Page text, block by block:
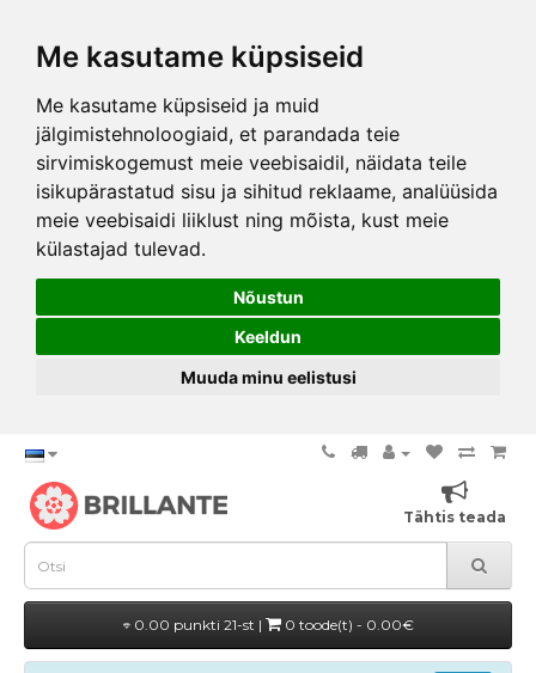
Me kasutame küpsiseid
Me kasutame küpsiseid ja muid
jälgimistehnoloogiaid, et parandada teie
sirvimiskogemust meie veebisaidil, näidata teile
isikupärastatud sisu ja sihitud reklaame, analüüsida
meie veebisaidi liiklust ning mõista, kust meie
külastajad tulevad.
Nõustun
Keeldun
Muuda minu eelistusi
Tähtis teada
0.00 punkti 21-st | 0 toode(t) - 0.00€